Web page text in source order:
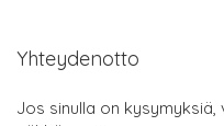
Yhteydenotto
Jos sinulla on